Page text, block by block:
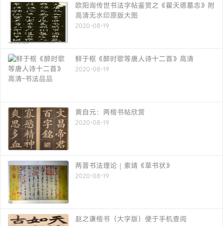
欧阳询传世书法字帖鉴赏之《翟天德墓志》附
高清无水印原版大图
2020-08-19
鲜于枢《醉时歌等唐人诗十二首》高清
2020-08-19
黄自元：两楷书帖欣赏
2020-08-19
两晋书法理论｜索靖《草书状》
2020-08-19
赵之谦楷书（大字版）便于手机查阅